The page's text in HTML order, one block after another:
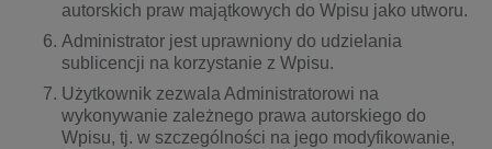
autorskich praw majątkowych do Wpisu jako utworu.
Administrator jest uprawniony do udzielania
sublicencji na korzystanie z Wpisu.
Użytkownik zezwala Administratorowi na
wykonywanie zależnego prawa autorskiego do
Wpisu, tj. w szczególności na jego modyfikowanie,